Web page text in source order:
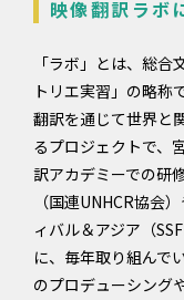
映像翻訳ラボ
「ラボ」とは、総
トリエ実習」の略称
翻訳を通じて世界と
るプロジェクトで、
訳アカデミーでの研
（国連UNHCR協会
ィバル＆アジア（
に、毎年取り組んで
のプロデューシング